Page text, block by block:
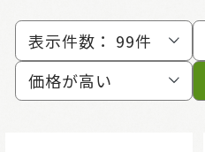
表示件数： 99件
価格が高い